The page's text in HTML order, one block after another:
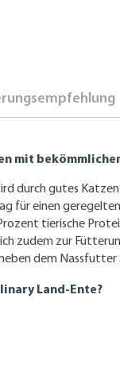
mit
durch gutes
für einen
tierische
zudem zur
dem Nassfutter
Land-Ente?